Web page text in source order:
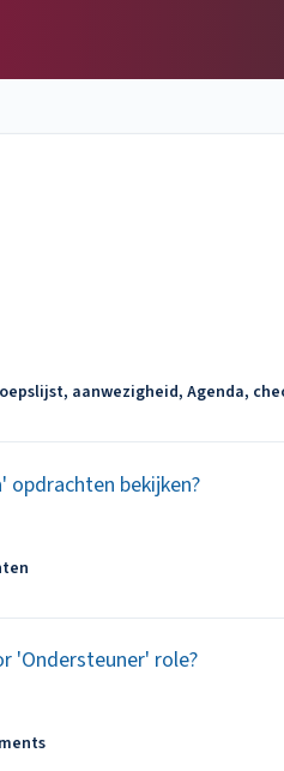
aanwezigheid, Agenda,
bekijken?
'Ondersteuner' role?